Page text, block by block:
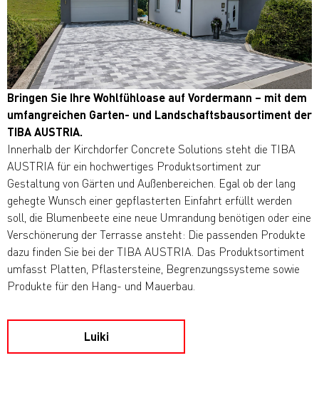
Bringen Sie Ihre Wohlfühloase auf Vordermann – mit dem
umfangreichen Garten- und Landschaftsbausortiment der
TIBA AUSTRIA.
Innerhalb der Kirchdorfer Concrete Solutions steht die TIBA
AUSTRIA für ein hochwertiges Produktsortiment zur
Gestaltung von Gärten und Außenbereichen. Egal ob der lang
gehegte Wunsch einer gepflasterten Einfahrt erfüllt werden
soll, die Blumenbeete eine neue Umrandung benötigen oder eine
Verschönerung der Terrasse ansteht: Die passenden Produkte
dazu finden Sie bei der TIBA AUSTRIA. Das Produktsortiment
umfasst Platten, Pflastersteine, Begrenzungssysteme sowie
Produkte für den Hang- und Mauerbau.
Luiki